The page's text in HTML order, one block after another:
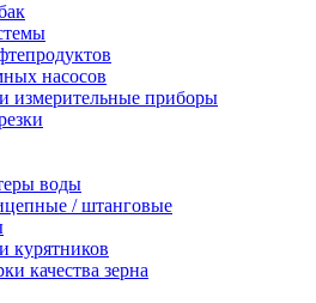
насосов
измерительные приборы
воды
/ штанговые
курятников
качества зерна